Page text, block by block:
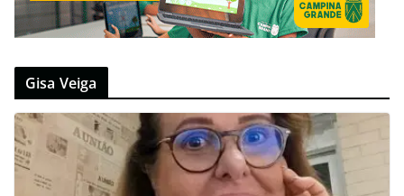
Gisa Veiga